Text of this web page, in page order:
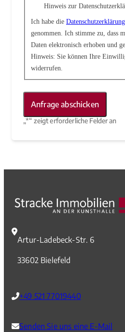
„*“ zeigt erforderliche Felder an
Hinweis zur
Ich habe die Datenschutzerklärung
genommen. Ich stimme zu, dass
Daten elektronisch erhoben und
Hinweis: Sie können Ihre
widerrufen.
Artur-Ladebeck-Str. 6
33602 Bielefeld
+49 521 77019440
Senden Sie uns eine E-Mail